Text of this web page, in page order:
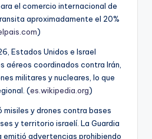
el comercio internacional de
aproximadamente el 20%
)
Estados Unidos e Israel
aéreos coordinados contra Irán,
militares y nucleares, lo que
(es.wikipedia.org)
misiles y drones contra bases
y territorio israelí. La Guardia
emitió advertencias prohibiendo